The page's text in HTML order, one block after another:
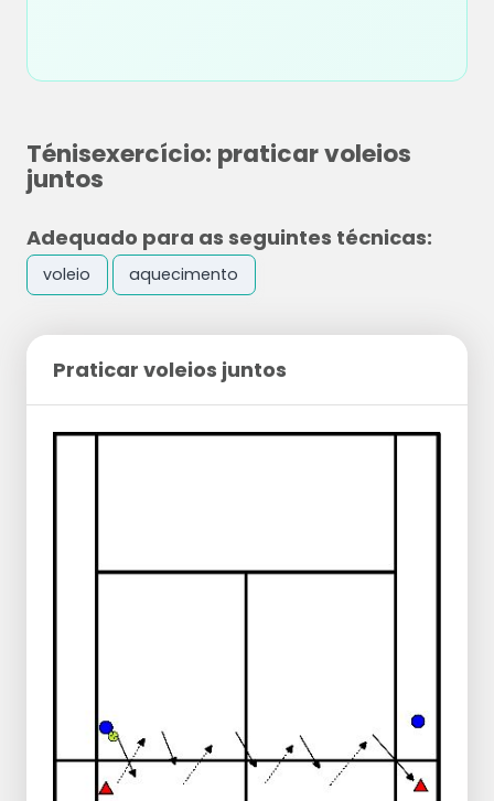
Ténisexercício: praticar voleios
juntos
Adequado para as seguintes técnicas:
voleio aquecimento
Praticar voleios juntos